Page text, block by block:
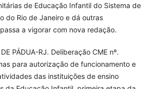
de Educação Infantil do Sistema de
do Rio de Janeiro e dá outras
a vigorar com nova redação.
PÁDUA-RJ. Deliberação CME nº.
para autorização de funcionamento e
das instituições de ensino